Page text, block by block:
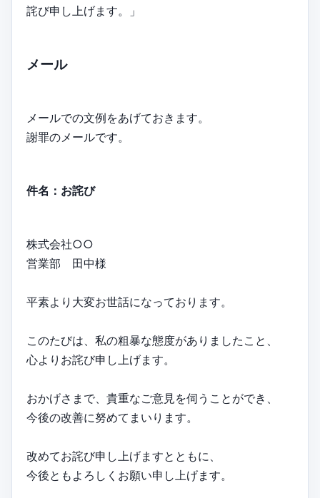
詫び申し上げます。」
メール
メールでの文例をあげておきます。
謝罪のメールです。
件名：お詫び
株式会社○○
営業部 田中様
平素より大変お世話になっております。
このたびは、私の粗暴な態度がありましたこと、
心よりお詫び申し上げます。
おかげさまで、貴重なご意見を伺うことができ、
今後の改善に努めてまいります。
改めてお詫び申し上げますとともに、
今後ともよろしくお願い申し上げます。